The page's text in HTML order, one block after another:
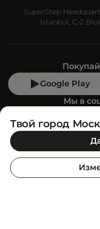
SuperStep
İstanbul, C-2
Google Play
Мы в
+7
C
Твой город